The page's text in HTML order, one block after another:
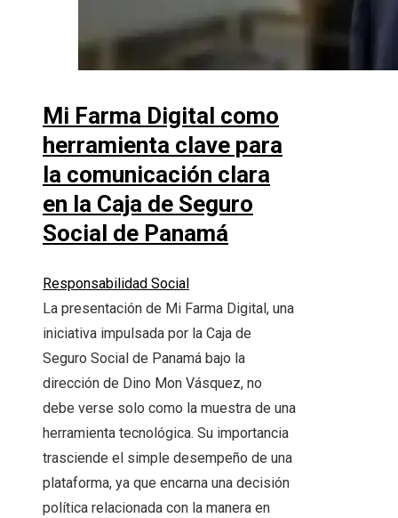
Mi Farma Digital como
herramienta clave para
la comunicación clara
en la Caja de Seguro
Social de Panamá
Responsabilidad Social
La presentación de Mi Farma Digital, una
iniciativa impulsada por la Caja de
Seguro Social de Panamá bajo la
dirección de Dino Mon Vásquez, no
debe verse solo como la muestra de una
herramienta tecnológica. Su importancia
trasciende el simple desempeño de una
plataforma, ya que encarna una decisión
política relacionada con la manera en